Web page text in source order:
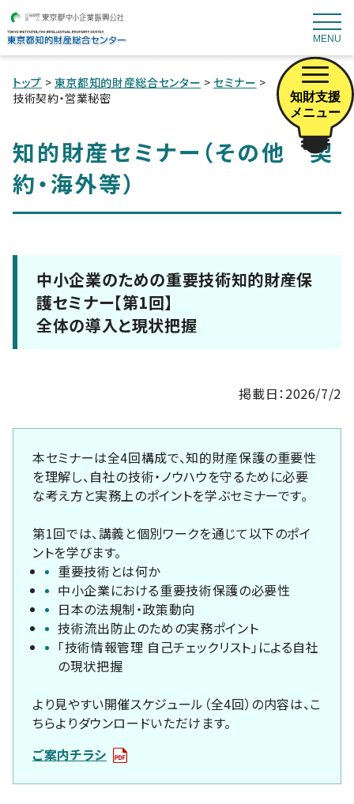
MENU
知財支援
メニュー
トップ > 東京都知的財産総合センター >セミナー >
技術契約・営業秘密
知的財産セミナー（その他 契
約・海外等）
中小企業のための重要技術知的財産保
護セミナー【第1回】
全体の導入と現状把握
掲載日：2026/7/2
本セミナーは全4回構成で、知的財産保護の重要性
を理解し、自社の技術・ノウハウを守るために必要
な考え方と実務上のポイントを学ぶセミナーです。
第1回では、講義と個別ワークを通じて以下のポイ
ントを学びます。
重要技術とは何か
中小企業における重要技術保護の必要性
日本の法規制・政策動向
技術流出防止のための実務ポイント
「技術情報管理 自己チェックリスト」による自社
の現状把握
より見やすい開催スケジュール（全4回）の内容は、こ
ちらよりダウンロードいただけます。
ご案内チラシ